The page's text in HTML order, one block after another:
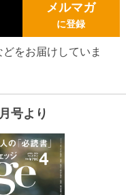
メルマガ
に登録
どをお届けしていま
号より